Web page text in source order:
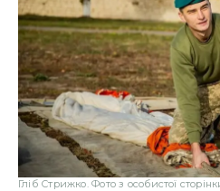
Гліб Стрижко. Фото з особистої